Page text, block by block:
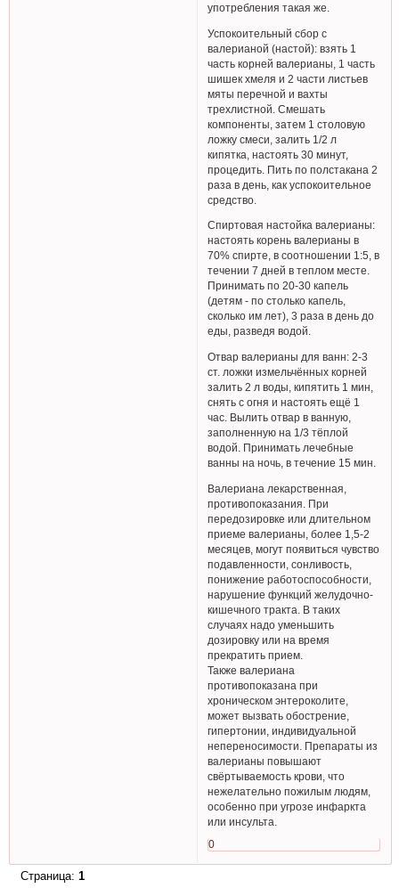
употребления такая же.
Успокоительный сбор с
валерианой (настой): взять 1
часть корней валерианы, 1 часть
шишек хмеля и 2 части листьев
мяты перечной и вахты
трехлистной. Смешать
компоненты, затем 1 столовую
ложку смеси, залить 1/2 л
кипятка, настоять 30 минут,
процедить. Пить по полстакана 2
раза в день, как успокоительное
средство.
Спиртовая настойка валерианы:
настоять корень валерианы в
70% спирте, в соотношении 1:5, в
течении 7 дней в теплом месте.
Принимать по 20-30 капель
(детям - по столько капель,
сколько им лет), 3 раза в день до
еды, разведя водой.
Отвар валерианы для ванн: 2-3
ст. ложки измельчённых корней
залить 2 л воды, кипятить 1 мин,
снять с огня и настоять ещё 1
час. Вылить отвар в ванную,
заполненную на 1/3 тёплой
водой. Принимать лечебные
ванны на ночь, в течение 15 мин.
Валериана лекарственная,
противопоказания. При
передозировке или длительном
приеме валерианы, более 1,5-2
месяцев, могут появиться чувство
подавленности, сонливость,
понижение работоспособности,
нарушение функций желудочно-
кишечного тракта. В таких
случаях надо уменьшить
дозировку или на время
прекратить прием.
Также валериана
противопоказана при
хроническом энтероколите,
может вызвать обострение,
гипертонии, индивидуальной
непереносимости. Препараты из
валерианы повышают
свёртываемость крови, что
нежелательно пожилым людям,
особенно при угрозе инфаркта
или инсульта.
0
Страница: 1